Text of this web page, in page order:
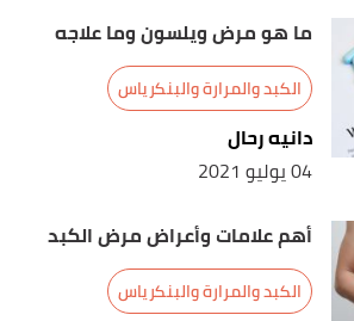
ما هو مرض ويلسون وما علاجه
الكبد والمرارة والبنكرياس
دانيه رحال
04 يوليو 2021
أهم علامات وأعراض مرض الكبد
الكبد والمرارة والبنكرياس